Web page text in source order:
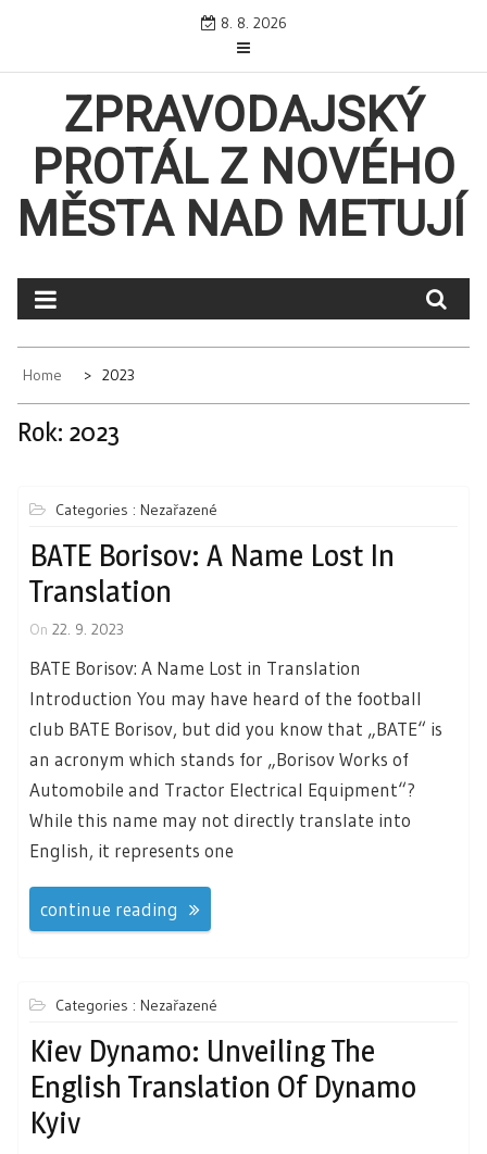
8. 8. 2026
ZPRAVODAJSKÝ
PROTÁL Z NOVÉHO
MĚSTA NAD METUJÍ
Home 2023
Rok: 2023
Categories : Nezařazené
BATE Borisov: A Name Lost In
Translation
On 22. 9. 2023
BATE Borisov: A Name Lost in Translation
Introduction You may have heard of the football
club BATE Borisov, but did you know that „BATE“ is
an acronym which stands for „Borisov Works of
Automobile and Tractor Electrical Equipment“?
While this name may not directly translate into
English, it represents one
continue reading
Categories : Nezařazené
Kiev Dynamo: Unveiling The
English Translation Of Dynamo
Kyiv